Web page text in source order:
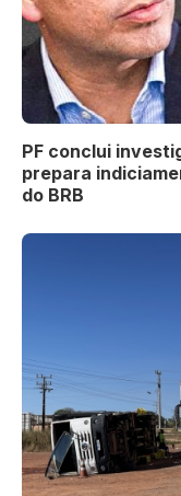
PF conclui
prepara
do BRB